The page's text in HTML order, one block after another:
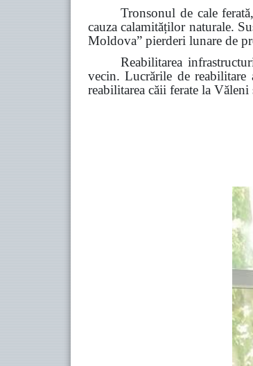
Tronsonul de cale
cauza calamităților naturale.
Moldova” pierderi lunare de
Reabilitarea
vecin. Lucrările de
reabilitarea căii ferate la